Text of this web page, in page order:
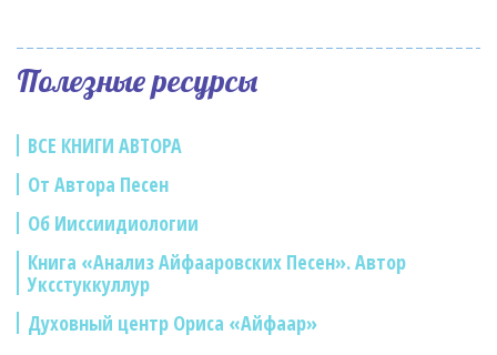
Полезные ресурсы
ВСЕ КНИГИ АВТОРА
От Автора Песен
Об Ииссиидиологии
Книга «Анализ Айфааровских Песен». Автор
Уксстуккуллур
Духовный центр Ориса «Айфаар»